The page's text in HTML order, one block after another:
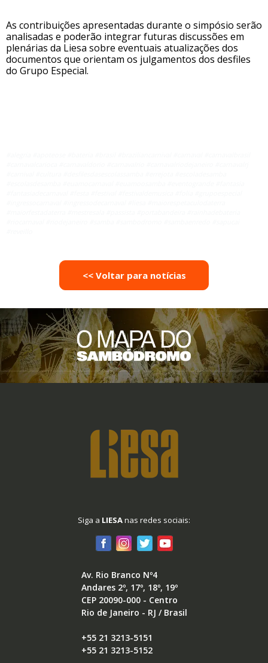
As contribuições apresentadas durante o simpósio serão
analisadas e poderão integrar futuras discussões em
plenárias da Liesa sobre eventuais atualizações dos
documentos que orientam os julgamentos dos desfiles
do Grupo Especial.
<< Voltar para notícias
Siga a LIESAnas redes sociais:
Av. Rio Branco Nº4
Andares 2º, 17º, 18º, 19º
CEP 20090-000 - Centro
Rio de Janeiro - RJ / Brasil
+55 21 3213-5151
+55 21 3213-5152